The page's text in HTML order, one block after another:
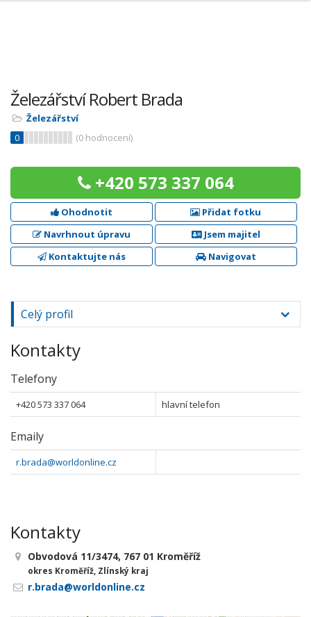
Železářství Robert Brada
Železářství
0
(0 hodnocení)
+420 573 337 064
Ohodnotit
Přidat fotku
Navrhnout úpravu
Jsem majitel
Kontaktujte nás
Navigovat
Celý profil
Kontakty
Telefony
+420 573 337 064 hlavní telefon
Emaily
r.brada@worldonline.cz
Kontakty
Obvodová 11/3474, 767 01 Kroměříž
okres Kroměříž, Zlínský kraj
r.brada@worldonline.cz